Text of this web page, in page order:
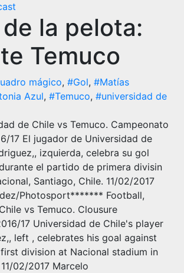
la pelota:
Temuco
mágico, #Gol, #Matías
Azul, #Temuco, #universidad de
de Chile vs Temuco. Campeonato
17 El jugador de Universidad de
izquierda, celebra su gol
el partido de primera divisin
Santiago, Chile. 11/02/2017
Photosport******* Football,
vs Temuco. Clousure
17 Universidad de Chile's player
left , celebrates his goal against
division at Nacional stadium in
02/2017 Marcelo